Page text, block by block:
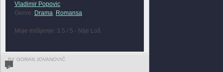
Vladimir Popovic
Genre: Drama, Romansa
Moje mišljenje: 3.5 / 5 - Nije Loš
BY GORAN JOVANOVIĆ
0